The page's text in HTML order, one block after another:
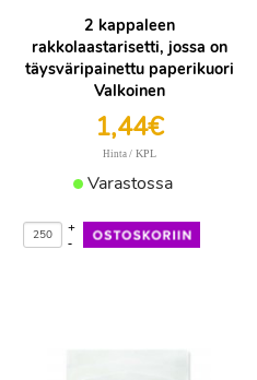
2 kappaleen
rakkolaastarisetti, jossa on
täysväripainettu paperikuori
Valkoinen
1,44€
Hinta / KPL
Varastossa
-
+